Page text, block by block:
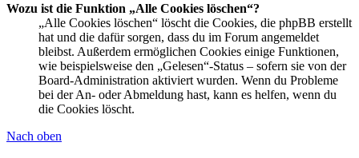
Wozu ist die Funktion „Alle Cookies löschen“?
„Alle Cookies löschen“ löscht die Cookies, die phpBB erstellt
hat und die dafür sorgen, dass du im Forum angemeldet
bleibst. Außerdem ermöglichen Cookies einige Funktionen,
wie beispielsweise den „Gelesen“-Status – sofern sie von der
Board-Administration aktiviert wurden. Wenn du Probleme
bei der An- oder Abmeldung hast, kann es helfen, wenn du
die Cookies löscht.
Nach oben